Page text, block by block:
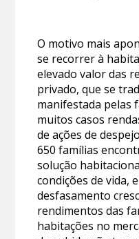
O motivo mais
se recorrer à
elevado valor das
privado, que se
manifestada pelas
muitos casos
de ações de
650 famílias
solução
condições de vida,
desfasamento
rendimentos das
habitações no